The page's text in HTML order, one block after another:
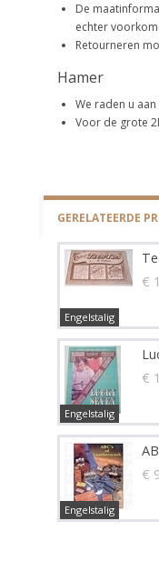
De
echter
Retourneren
Hamer
We raden u
Voor de grote
GERELATEERDE
€
Engelstalig
€
Engelstalig
€
Engelstalig